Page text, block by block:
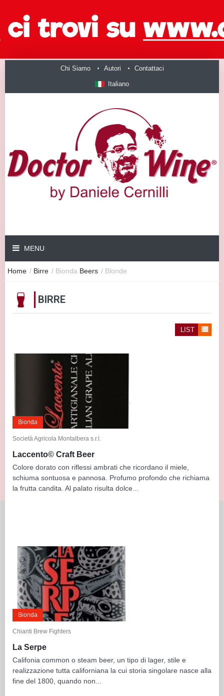
Chi Siamo Autori Contattaci
Italiano
MENU
Home / Birre / Bionda Beers / Blonde
BIRRE
LIST
Bionda
Società Agricola Montalbera s.r.l.
Laccento© Craft Beer
Colore dorato con riflessi ambrati che ricordano il miele,
schiuma sontuosa e pannosa. Profumo profondo che richiama
la frutta candita. Al palato risulta dolce...
Bionda
Chianti Brew Fighters
La Serpe
Califonia common o steam beer, un tipo di lager, stile e
realizzazione tutta californiana la cui storia singolare nasce alla
fine del 1800, quando non...